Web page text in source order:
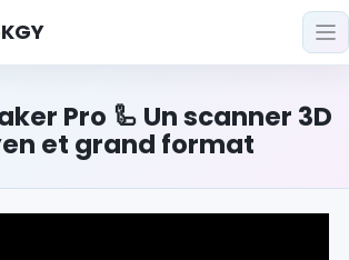
Pro 🦾 Un scanner 3D
et grand format